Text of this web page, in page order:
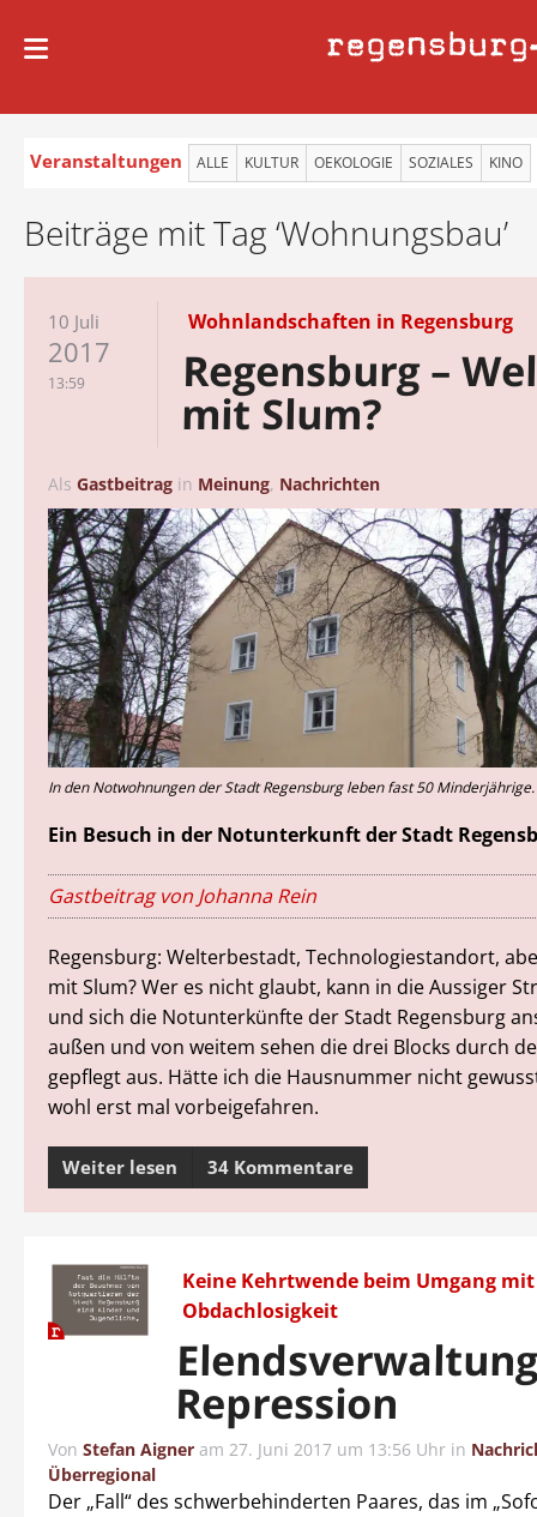
regensburg
Veranstaltungen ALLE KULTUR OEKOLOGIE SOZIALES KINO
Beiträge mit Tag ‘Wohnungsbau’
10 Juli
2017
13:59
Wohnlandschaften in Regensburg
Regensburg –
mit Slum?
Als Gastbeitrag in Meinung, Nachrichten
In den Notwohnungen der Stadt Regensburg leben fast 50
Ein Besuch in der Notunterkunft der Stadt
Gastbeitrag von Johanna Rein
Regensburg: Welterbestadt, Technologiestandort,
mit Slum? Wer es nicht glaubt, kann in die Aussiger
und sich die Notunterkünfte der Stadt Regensburg
außen und von weitem sehen die drei Blocks durch
gepflegt aus. Hätte ich die Hausnummer nicht
wohl erst mal vorbeigefahren.
Weiter lesen 34 Kommentare
Keine Kehrtwende beim Umgang mit
Obdachlosigkeit
Repression
Von Stefan Aigner am 27. Juni 2017 um 13:56 Uhr in
Überregional
Der „Fall“ des schwerbehinderten Paares, das im